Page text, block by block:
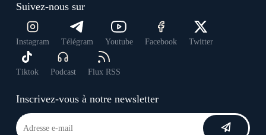
Suivez-nous sur
Instagram Télégram Youtube Facebook Twitter
Tiktok Podcast Flux RSS
Inscrivez-vous à notre newsletter